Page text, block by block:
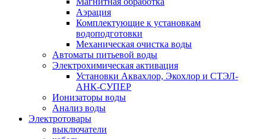
Аэрация
Комплектующие к установкам
водоподготовки
Механическая очистка воды
Автоматы питьевой воды
Электрохимическая активация
Установки Аквахлор, Экохлор и СТЭЛ-
АНК-СУПЕР
Ионизаторы воды
Анализ воды
Электротовары
выключатели